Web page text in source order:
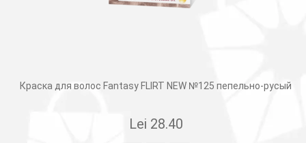
Краска для волос Fantasy FLIRT NEW №125 пепельно-русый
Lei 28.40